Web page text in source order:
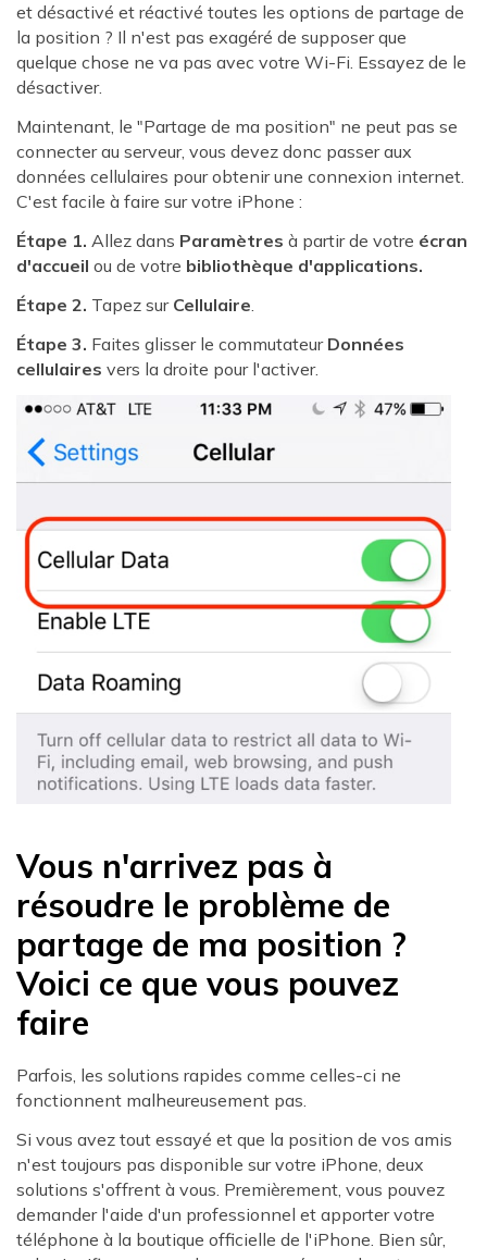
et désactivé et réactivé toutes les options de partage de
la position ? Il n'est pas exagéré de supposer que
quelque chose ne va pas avec votre Wi-Fi. Essayez de le
désactiver.
Maintenant, le "Partage de ma position" ne peut pas se
connecter au serveur, vous devez donc passer aux
données cellulaires pour obtenir une connexion internet.
C'est facile à faire sur votre iPhone :
Étape 1. Allez dans Paramètres à partir de votre écran
d'accueil ou de votre bibliothèque d'applications.
Étape 2. Tapez sur Cellulaire
Étape 3. Faites glisser le commutateur Données
cellulaires vers la droite pour l'activer.
Vous n'arrivez pas à
résoudre le problème de
partage de ma position ?
Voici ce que vous pouvez
faire
Parfois, les solutions rapides comme celles-ci ne
fonctionnent malheureusement pas.
Si vous avez tout essayé et que la position de vos amis
n'est toujours pas disponible sur votre iPhone, deux
solutions s'offrent à vous. Premièrement, vous pouvez
demander l'aide d'un professionnel et apporter votre
téléphone à la boutique officielle de l'iPhone. Bien sûr,